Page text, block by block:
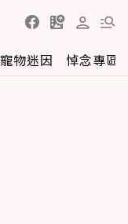
寵物迷因 悼念專區